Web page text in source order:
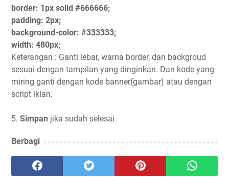
border: 1px solid #666666;
padding: 2px;
background-color: #333333;
width: 480px;
Keterangan : Ganti lebar, warna border, dan backgroud
sesuai dengan tampilan yang dinginkan. Dan kode yang
miring ganti dengan kode banner(gambar) atau dengan
script iklan.
5. Simpan jika sudah selesai
Berbagi